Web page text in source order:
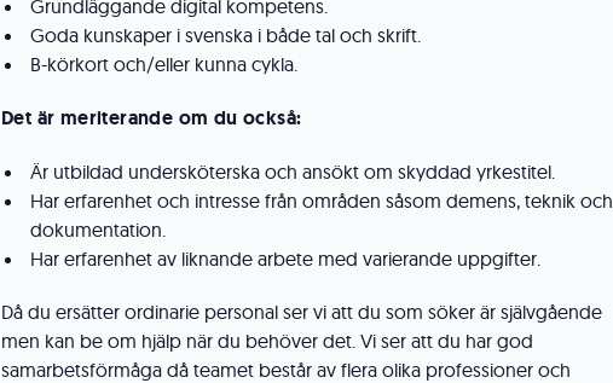
Grundläggande digital kompetens.
Goda kunskaper i svenska i både tal och skrift.
B-körkort och/eller kunna cykla.
Det är meriterande om du också:
Är utbildad undersköterska och ansökt om skyddad yrkestitel.
Har erfarenhet och intresse från områden såsom demens, teknik och
dokumentation.
Har erfarenhet av liknande arbete med varierande uppgifter.
Då du ersätter ordinarie personal ser vi att du som söker är självgående
men kan be om hjälp när du behöver det. Vi ser att du har god
samarbetsförmåga då teamet består av flera olika professioner och